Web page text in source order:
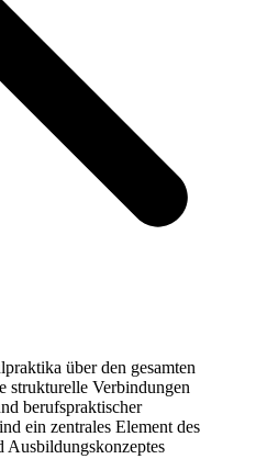
über den gesamten
strukturelle Verbindungen
berufspraktischer
ein zentrales Element des
Ausbildungskonzeptes